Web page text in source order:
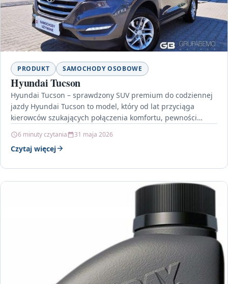
PRODUKT SAMOCHODY OSOBOWE
Hyundai Tucson
Hyundai Tucson – sprawdzony SUV premium do codziennej
jazdy Hyundai Tucson to model, który od lat przyciąga
kierowców szukających połączenia komfortu, pewności
6 minuty czytania 31 maja 2026
Czytaj więcej